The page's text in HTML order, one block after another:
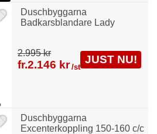
Duschbyggarna
Badkarsblandare Lady
Duschbyggarna
Excenterkoppling 150-160 c/c
2.995 kr
fr.2.146 kr /st
JUST NU!